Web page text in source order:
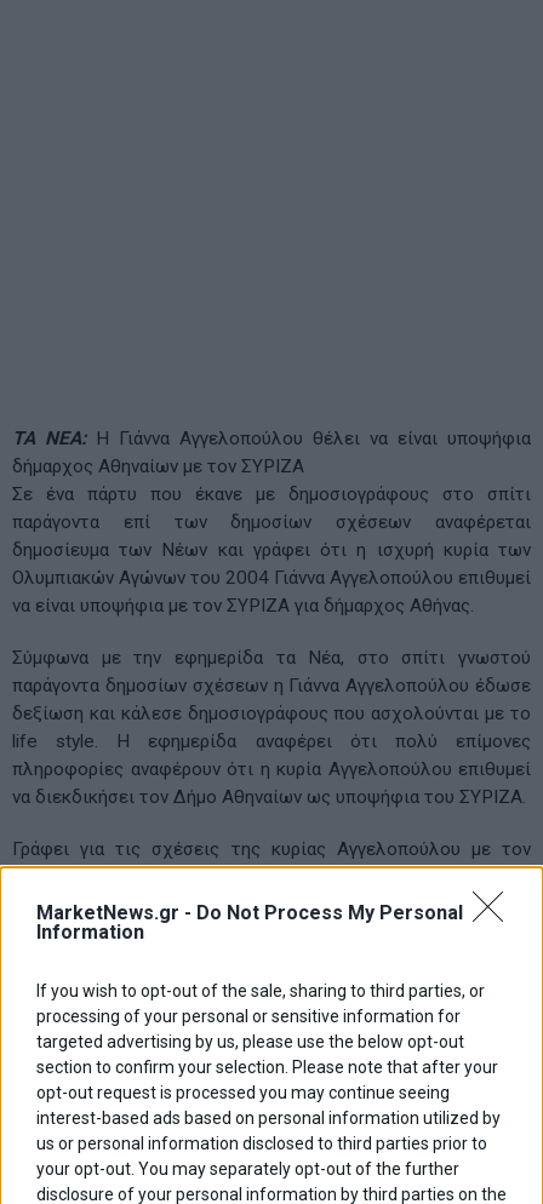
MarketNews.gr - Do Not Process My Personal
Information
If you wish to opt-out of the sale, sharing to third parties, or
processing of your personal or sensitive information for
targeted advertising by us, please use the below opt-out
section to confirm your selection. Please note that after your
opt-out request is processed you may continue seeing
interest-based ads based on personal information utilized by
us or personal information disclosed to third parties prior to
your opt-out. You may separately opt-out of the further
disclosure of your personal information by third parties on the
ΤΑ ΝΕΑ:Η Γιάννα Αγγελοπούλου θέλει να είναι υποψήφια
δήμαρχος Αθηναίων με τον ΣΥΡΙΖΑ
Σε ένα πάρτυ που έκανε με δημοσιογράφους στο σπίτι
παράγοντα επί των δημοσίων σχέσεων αναφέρεται
δημοσίευμα των Νέων και γράφει ότι η ισχυρή κυρία των
Ολυμπιακών Αγώνων του 2004 Γιάννα Αγγελοπούλου επιθυμεί
να είναι υποψήφια με τον ΣΥΡΙΖΑ για δήμαρχος Αθήνας.
Σύμφωνα με την εφημερίδα τα Νέα, στο σπίτι γνωστού
παράγοντα δημοσίων σχέσεων η Γιάννα Αγγελοπούλου έδωσε
δεξίωση και κάλεσε δημοσιογράφους που ασχολούνται με το
life style. H εφημερίδα αναφέρει ότι πολύ επίμονες
πληροφορίες αναφέρουν ότι η κυρία Αγγελοπούλου επιθυμεί
να διεκδικήσει τον Δήμο Αθηναίων ως υποψήφια του ΣΥΡΙΖΑ.
Γράφει για τις σχέσεις της κυρίας Αγγελοπούλου με τον
«[Πηγή] μου υπενθύμισε τις σχέσεις του γιού της με το κόμμα
της χαράς και την πολυποίκιλη «βοήθεια» που παρείχε η ίδια
δημοσίευμα αναφέρει ότι η Γιάννα Αγγελοπούλου είχε
προσφέρει βοήθεια στον Αλέξη Τσίπρα για να
πραγματοποιήσει το πρόσφατο ταξίδι του στις ΗΠΑ για τις
συναντήσεις που πραγματοποίησε και τις ομιλίες που έκανε.
ΚΑΙ ΦΥΣΙΚΑ… ΔΕΝ ΞΕΧΝΑΕΙ Η ΠΕΡΙΦΕΡΕΙΑ ΤΗΣ ΕΛΛΑΔΑΣ,
ΤΟΝ ΠΡΩΤΟ ΥΠΟΨΗΦΙΟ “ΒΛΑΧΟΔΗΜΑΡΧΟ” ΓΙΑ ΤΟ ΔΗΜΟ
ΑΘΗΝΑΙΩΝ, ΑΛΕΞΗ ΤΣΙΠΡΑ